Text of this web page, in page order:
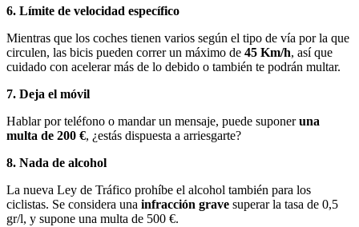
6. Límite de velocidad específico
Mientras que los coches tienen varios según el tipo de vía por la que
circulen, las bicis pueden correr un máximo de 45 Km/h, así que
cuidado con acelerar más de lo debido o también te podrán multar.
7. Deja el móvil
Hablar por teléfono o mandar un mensaje, puede suponeruna
multa de 200 €, ¿estás dispuesta a arriesgarte?
8. Nada de alcohol
La nueva Ley de Tráfico prohíbe el alcohol también para los
ciclistas. Se considera una infracción grave superar la tasa de 0,5
gr/l, y supone una multa de 500 €.